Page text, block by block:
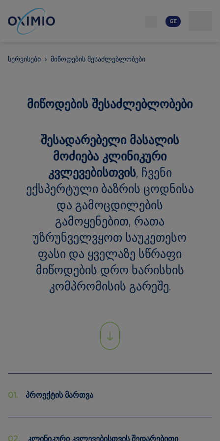
კარიერა
GE
სერვისები › მიწოდების შესაძლებლობები
მიწოდების შესაძლებლობები
შესადარებელი მასალის
მოძიება კლინიკური
კვლევებისთვის, ჩვენი
ექსპერტული ბაზრის ცოდნისა
და გამოცდილების
გამოყენებით, რათა
უზრუნველვყოთ საუკეთესო
ფასი და ყველაზე სწრაფი
მიწოდების დრო ხარისხის
კომპრომისის გარეშე.
01. პროექტის მართვა
02.
კლინიკური კვლევებისთვის შედარებითი